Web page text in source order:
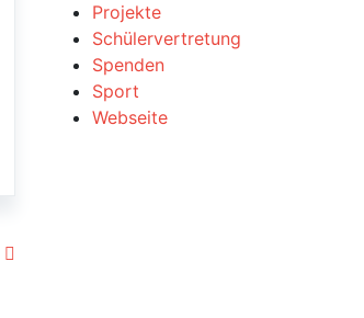
Projekte
Schülervertretung
Spenden
Sport
Webseite